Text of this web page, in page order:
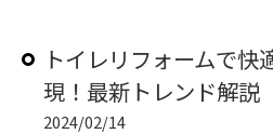
トイレリフォームで快
現！最新トレンド解説
2024/02/14